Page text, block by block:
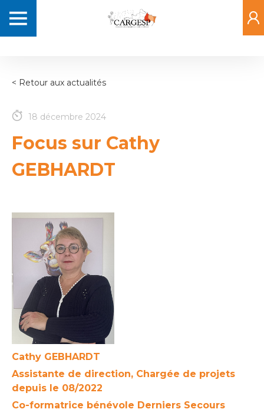
auNavigation
principale
< Retour aux actualités
18 décembre 2024
Focus sur Cathy
GEBHARDT
Cathy GEBHARDT
Assistante de direction, Chargée de projets
depuis le 08/2022
Co-formatrice bénévole Derniers Secours